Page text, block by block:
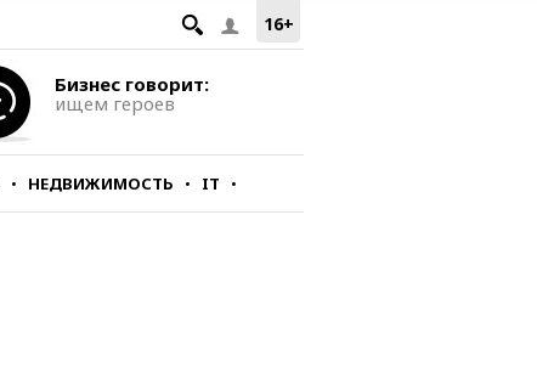
16+
Бизнес говорит:
ищем героев
НЕДВИЖИМОСТЬ IT